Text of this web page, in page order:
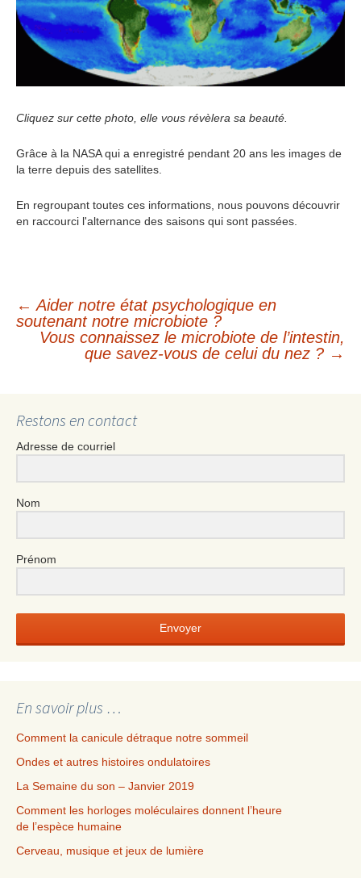
Cliquez sur cette photo, elle vous révèlera sa beauté.
Grâce à la NASA qui a enregistré pendant 20 ans les images de
la terre depuis des satellites.
En regroupant toutes ces informations, nous pouvons découvrir
en raccourci l'alternance des saisons qui sont passées.
Navigation
articles
← Aider notre état psychologique en
soutenant notre microbiote ?
Vous connaissez le microbiote de l’intestin,
que savez-vous de celui du nez ? →
Restons en contact
Adresse de courriel
Nom
Prénom
Envoyer
En savoir plus …
Comment la canicule détraque notre sommeil
Ondes et autres histoires ondulatoires
La Semaine du son – Janvier 2019
Comment les horloges moléculaires donnent l’heure
de l’espèce humaine
Cerveau, musique et jeux de lumière